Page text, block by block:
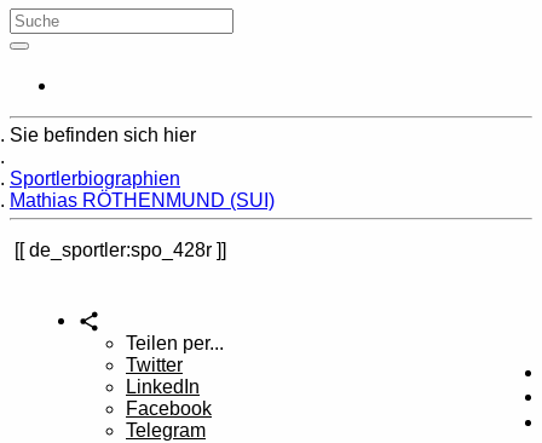
Sie befinden sich hier
Sportlerbiographien
Mathias RÖTHENMUND (SUI)
de_sportler:spo_428r
Teilen per...
Twitter
LinkedIn
Facebook
Telegram